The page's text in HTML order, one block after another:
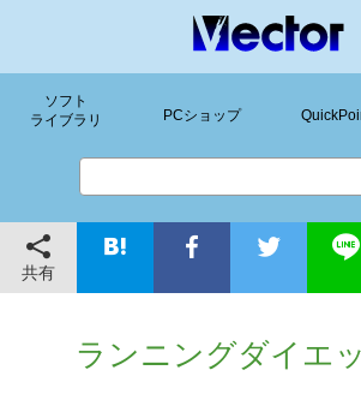
ソフト
ライブラリ
PCショップ
共有
ランニングダイエ